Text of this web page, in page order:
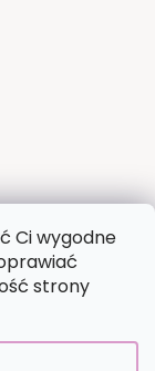
Ci wygodne
strony